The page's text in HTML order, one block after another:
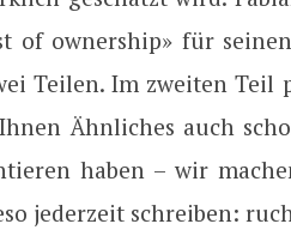
of ownership» für
Teilen. Im zweiten Teil
Ähnliches auch
haben – wir
jederzeit schreiben: